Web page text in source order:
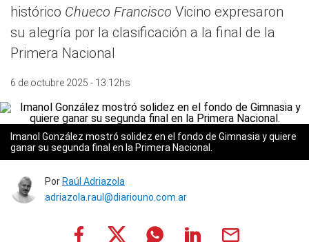
histórico Chueco Francisco Vicino expresaron
su alegría por la clasificación a la final de la
Primera Nacional
6 de octubre 2025 - 13:12hs
Imanol González mostró solidez en el fondo de Gimnasia y quiere
ganar su segunda final en la Primera Nacional.
Por Raúl Adriazola
adriazola.raul@diariouno.com.ar